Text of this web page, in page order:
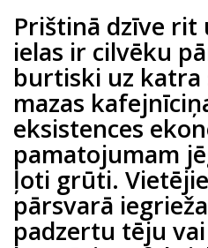
Prištinā dzīve
ielas ir cilvēku
burtiski uz
mazas
eksistences
pamatojumam
ļoti grūti.
pārsvarā
padzertu tēju